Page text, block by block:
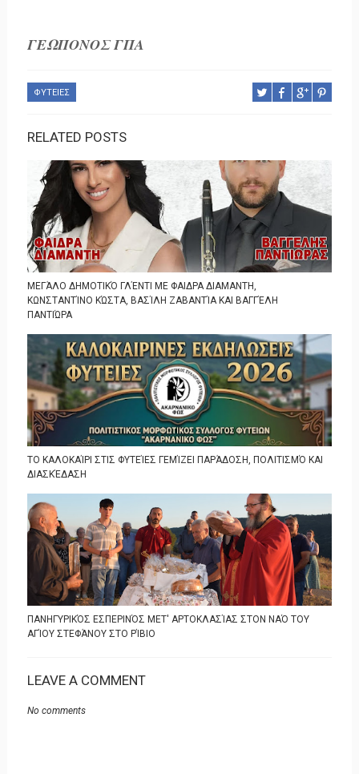
ΓΕΩΠΟΝΟΣ ΓΠΑ
ΦΥΤΕΙΕΣ
RELATED POSTS
ΜΕΓΆΛΟ ΔΗΜΟΤΙΚΌ ΓΛΈΝΤΙ ΜΕ ΦΑΙΔΡΑ ΔΙΑΜΑΝΤΗ,
ΚΩΝΣΤΑΝΤΊΝΟ ΚΏΣΤΑ, ΒΑΣΊΛΗ ΖΑΒΑΝΤΊΑ ΚΑΙ ΒΑΓΓΈΛΗ
ΠΑΝΤΙΏΡΑ
ΤΟ ΚΑΛΟΚΑΊΡΙ ΣΤΙΣ ΦΥΤΕΊΕΣ ΓΕΜΊΖΕΙ ΠΑΡΆΔΟΣΗ, ΠΟΛΙΤΙΣΜΌ ΚΑΙ
ΔΙΑΣΚΈΔΑΣΗ
ΠΑΝΗΓΥΡΙΚΌΣ ΕΣΠΕΡΙΝΌΣ ΜΕΤ' ΑΡΤΟΚΛΑΣΊΑΣ ΣΤΟΝ ΝΑΌ ΤΟΥ
ΑΓΊΟΥ ΣΤΕΦΆΝΟΥ ΣΤΟ ΡΊΒΙΟ
LEAVE A COMMENT
No comments